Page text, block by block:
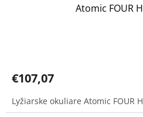
Atomic FOUR
€107,07
Lyžiarske okuliare Atomic FOUR